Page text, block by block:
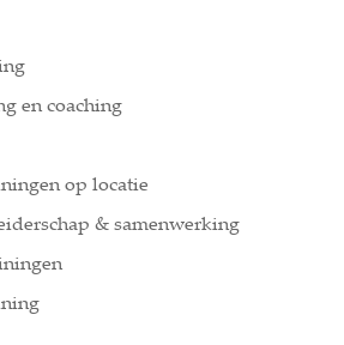
en coaching
op locatie
& samenwerking